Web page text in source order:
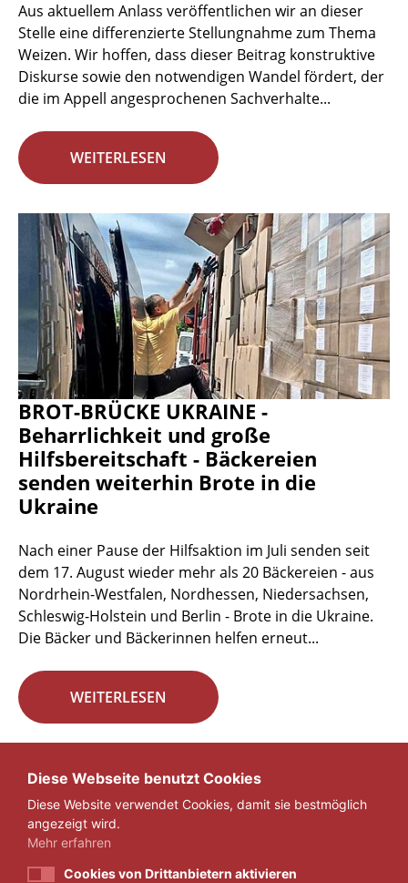
Aus aktuellem Anlass veröffentlichen wir an dieser
Stelle eine differenzierte Stellungnahme zum Thema
Weizen. Wir hoffen, dass dieser Beitrag konstruktive
Diskurse sowie den notwendigen Wandel fördert, der
die im Appell angesprochenen Sachverhalte...
WEITERLESEN
BROT-BRÜCKE UKRAINE -
Beharrlichkeit und große
Hilfsbereitschaft - Bäckereien
senden weiterhin Brote in die
Ukraine
Nach einer Pause der Hilfsaktion im Juli senden seit
dem 17. August wieder mehr als 20 Bäckereien - aus
Nordrhein-Westfalen, Nordhessen, Niedersachsen,
Schleswig-Holstein und Berlin - Brote in die Ukraine.
Die Bäcker und Bäckerinnen helfen erneut...
WEITERLESEN
« 1 ... 7 8 9 ... 29 »
Diese Webseite benutzt Cookies
Diese Website verwendet Cookies, damit sie bestmöglich
angezeigt wird.
Mehr erfahren
Cookies von Drittanbietern aktivieren